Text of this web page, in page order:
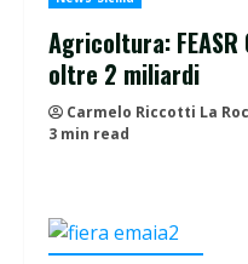
Agricoltura:
oltre 2 miliardi
Carmelo Riccotti La
3 min read